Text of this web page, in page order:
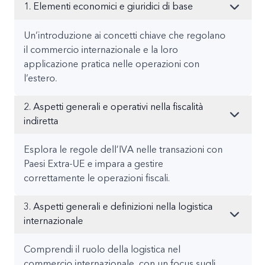
1. Elementi economici e giuridici di base
Un’introduzione ai concetti chiave che regolano
il commercio internazionale e la loro
applicazione pratica nelle operazioni con
l’estero.
2. Aspetti generali e operativi nella fiscalità
indiretta
Esplora le regole dell’IVA nelle transazioni con
Paesi Extra-UE e impara a gestire
correttamente le operazioni fiscali.
3. Aspetti generali e definizioni nella logistica
internazionale
Comprendi il ruolo della logistica nel